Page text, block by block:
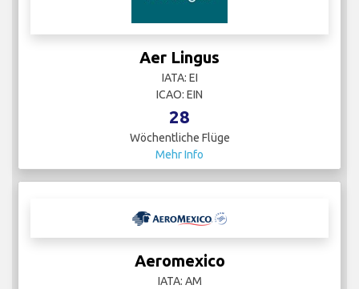
Aer Lingus
IATA: EI
ICAO: EIN
28
Wöchentliche Flüge
Mehr Info
Aeromexico
IATA: AM